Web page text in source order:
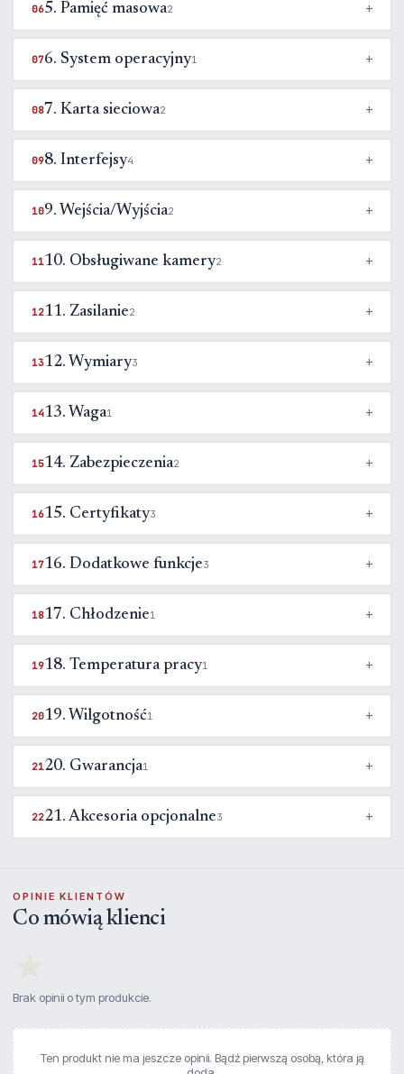
065. Pamięć masowa2
076. System operacyjny1
087. Karta sieciowa2
098. Interfejsy4
109. Wejścia/Wyjścia2
1110. Obsługiwane kamery2
1211. Zasilanie2
1312. Wymiary3
1413. Waga1
1514. Zabezpieczenia2
1615. Certyfikaty3
1716. Dodatkowe funkcje3
1817. Chłodzenie1
1918. Temperatura pracy1
2019. Wilgotność1
2120. Gwarancja1
2221. Akcesoria opcjonalne3
OPINIE KLIENTÓW
Co mówią klienci
Brak opinii o tym produkcie.
Ten produkt nie ma jeszcze opinii. Bądź pierwszą osobą, która ją